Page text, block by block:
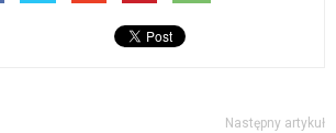
Następny artykuł